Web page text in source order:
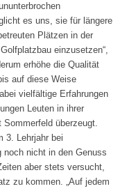
es uns, sie für längere
Plätzen in der
einzusetzen“,
erhöhe die Qualität
auf diese Weise
vielfältige Erfahrungen
Leuten in ihrer
Sommerfeld überzeugt.
3. Lehrjahr bei
noch nicht in den Genuss
aber stets versucht,
zu kommen. „Auf jedem